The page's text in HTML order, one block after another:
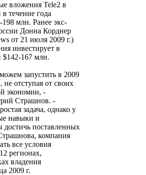
вложения Tele2 в
в течение года
198 млн. Ранее экс-
Донна Корднер
от 21 июля 2009 г.)
инвестирует в
$142-167 млн.
запустить в 2009
не отступая от своих
экономии, -
Страшнов. -
задача, однако у
навыки и
поставленных
компания
все условия
регионах,
владения
2009 г.